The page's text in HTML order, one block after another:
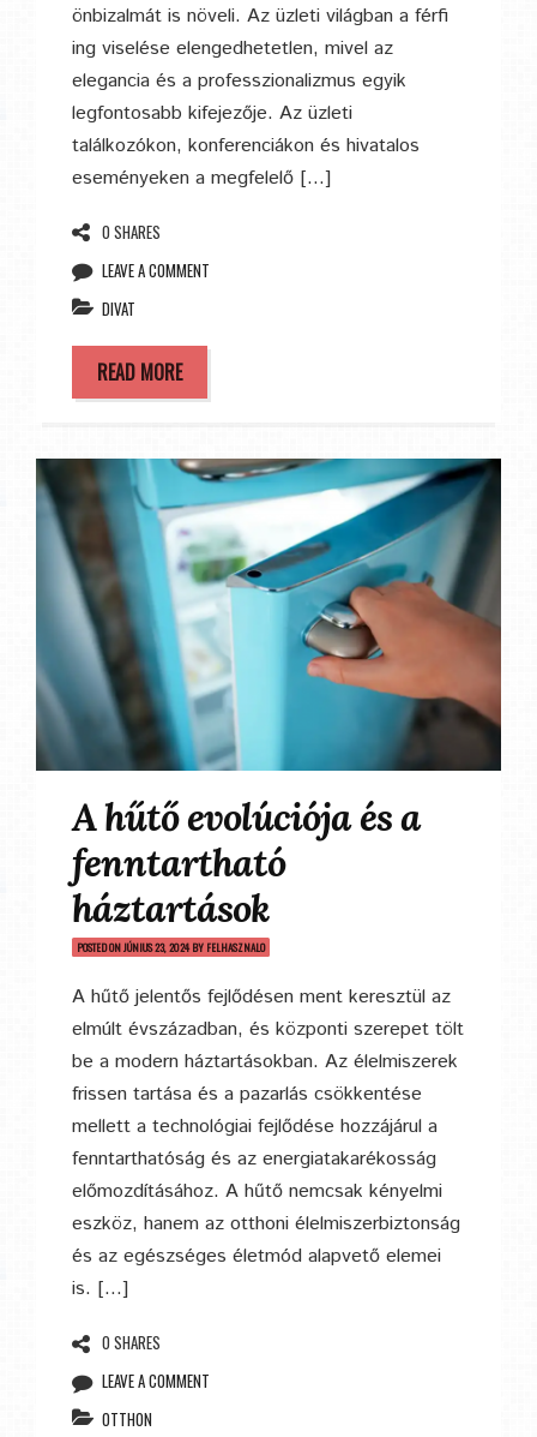
önbizalmát is növeli. Az üzleti világban a férfi
ing viselése elengedhetetlen, mivel az
elegancia és a professzionalizmus egyik
legfontosabb kifejezője. Az üzleti
találkozókon, konferenciákon és hivatalos
eseményeken a megfelelő […]
0 SHARES
LEAVE A COMMENT
DIVAT
READ MORE
A hűtő evolúciója és a
fenntartható
háztartások
POSTED ONJÚNIUS 23, 2024BY FELHASZNALO
A hűtő jelentős fejlődésen ment keresztül az
elmúlt évszázadban, és központi szerepet tölt
be a modern háztartásokban. Az élelmiszerek
frissen tartása és a pazarlás csökkentése
mellett a technológiai fejlődése hozzájárul a
fenntarthatóság és az energiatakarékosság
előmozdításához. A hűtő nemcsak kényelmi
eszköz, hanem az otthoni élelmiszerbiztonság
és az egészséges életmód alapvető elemei
is. […]
0 SHARES
LEAVE A COMMENT
OTTHON